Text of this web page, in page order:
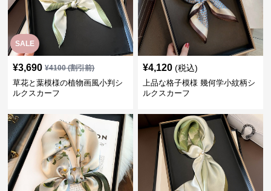
SALE
¥3,690 ¥4100(割引前)
草花と葉模様の植物画風小判シ
ルクスカーフ
¥4,120 (税込)
上品な格子模様 幾何学小紋柄シ
ルクスカーフ